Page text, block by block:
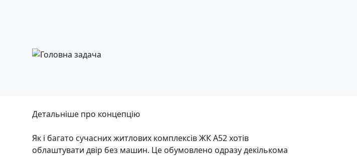
Детальніше про концепцію
Як і багато сучасних житлових комплексів ЖК А52 хотів
облаштувати двір без машин. Це обумовлено одразу декількома